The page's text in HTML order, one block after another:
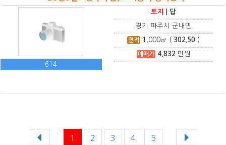
614
토지 답
경기 파주시 군내면
면적 1,000㎡ ( 302.50 )
매매가 4,832 만원
1 2 3 4 5